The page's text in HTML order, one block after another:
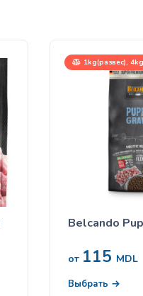
1kg(развес),
Belcando
от 115 MDL
Выбрать